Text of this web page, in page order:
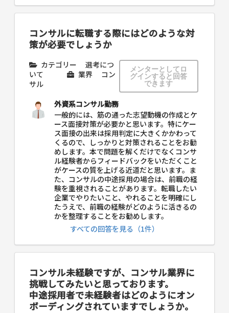
コンサルに転職する際にはどのような対
策が必要でしょうか
カテゴリー
選考につ
いて
業界
コン
サル
メンターとしてロ
グインすると回答
できます
外資系コンサル勤務
一般的には、筋の通った志望動機の作成とケ
ース面接対策が必要かと思います。特にケー
ス面接の出来は採用判定に大きくかかわって
くるので、しっかりと対策されることをお勧
めします。本で問題を解くだけでなくコンサ
ル経験者からフィードバックをいただくこと
がケースの質を上げる近道だと思います。ま
た、コンサルの中途採用の場合は、前職の経
験を重視されることがあります。転職したい
企業でやりたいこと、やれることを明確にし
たうえで、前職の経験がどのように活きるの
かを整理することをお勧めします。
すべての回答を見る（1件）
コンサル未経験ですが、コンサル業界に
挑戦してみたいと思っております。
中途採用者で未経験者はどのようにオン
ボーディングされていますでしょうか。